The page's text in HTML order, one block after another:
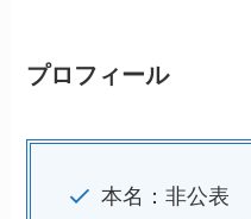
プロフィール
本名：非公表